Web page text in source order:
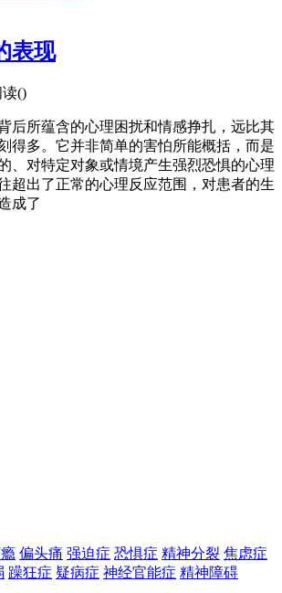
表现
读()
后所蕴含的心理困扰和情感挣扎，远比其
得多。它并非简单的害怕所能概括，而是
、对特定对象或情境产生强烈恐惧的心理
超出了正常的心理反应范围，对患者的生
成了
偏头痛 强迫症 恐惧症 精神分裂 焦虑症
躁狂症 疑病症 神经官能症 精神障碍